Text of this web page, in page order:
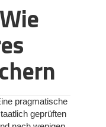
CRM bleibt
einen Blick
wertvollen
zu gestalten,
werden.
gegenseitiger
einander zu
pragmatische
geprüften